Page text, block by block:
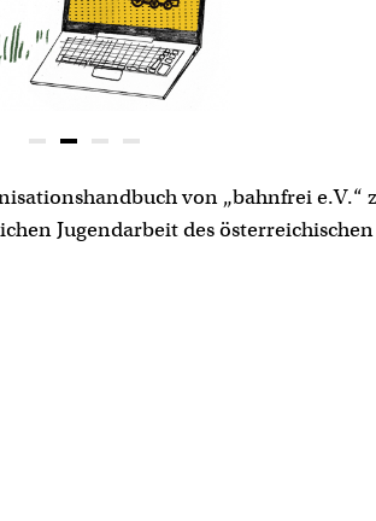
von „bahnfrei e.V.“
Jugendarbeit des